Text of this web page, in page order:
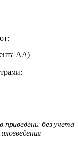
АА)
приведены без учета